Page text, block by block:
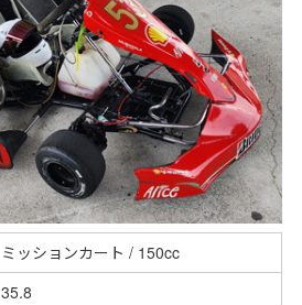
ミッションカート / 150cc
35.8